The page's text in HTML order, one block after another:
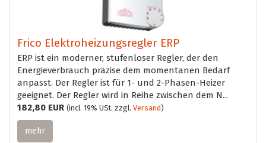
Frico Elektroheizungsregler ERP
ERP ist ein moderner, stufenloser Regler, der den
Energieverbrauch präzise dem momentanen Bedarf
anpasst. Der Regler ist für 1- und 2-Phasen-Heizer
geeignet. Der Regler wird in Reihe zwischen dem N...
182,80 EUR (incl. 19% USt. zzgl. Versand)
mehr